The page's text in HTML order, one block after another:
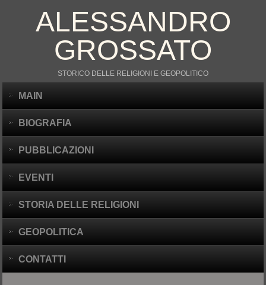
ALESSANDRO
GROSSATO
STORICO DELLE RELIGIONI E GEOPOLITICO
MAIN
BIOGRAFIA
PUBBLICAZIONI
EVENTI
STORIA DELLE RELIGIONI
GEOPOLITICA
CONTATTI